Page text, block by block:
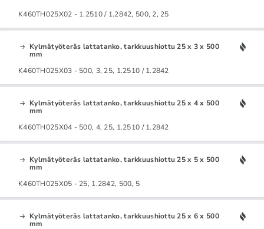
K460TH025X02 - 1.2510 / 1.2842, 500, 2, 25
Kylmätyöteräs lattatanko, tarkkuushiottu 25 x 3 x 500
mm
K460TH025X03 - 500, 3, 25, 1.2510 / 1.2842
Kylmätyöteräs lattatanko, tarkkuushiottu 25 x 4 x 500
mm
K460TH025X04 - 500, 4, 25, 1.2510 / 1.2842
Kylmätyöteräs lattatanko, tarkkuushiottu 25 x 5 x 500
mm
K460TH025X05 - 25, 1.2842, 500, 5
Kylmätyöteräs lattatanko, tarkkuushiottu 25 x 6 x 500
mm